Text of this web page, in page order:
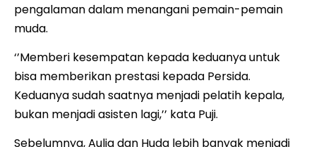
pengalaman dalam menangani pemain-pemain
muda.
‘’Memberi kesempatan kepada keduanya untuk
bisa memberikan prestasi kepada Persida.
Keduanya sudah saatnya menjadi pelatih kepala,
bukan menjadi asisten lagi,’’ kata Puji.
Sebelumnya, Aulia dan Huda lebih banyak menjadi